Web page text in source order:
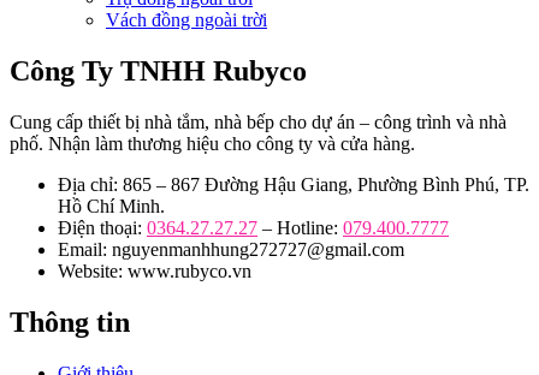
Vách đồng ngoài trời
Công Ty TNHH Rubyco
Cung cấp thiết bị nhà tắm, nhà bếp cho dự án – công trình và nhà
phố. Nhận làm thương hiệu cho công ty và cửa hàng.
Địa chỉ: 865 – 867 Đường Hậu Giang, Phường Bình Phú, TP.
Hồ Chí Minh.
Điện thoại: 0364.27.27.27 – Hotline: 079.400.7777
Email: nguyenmanhhung272727@gmail.com
Website: www.rubyco.vn
Thông tin